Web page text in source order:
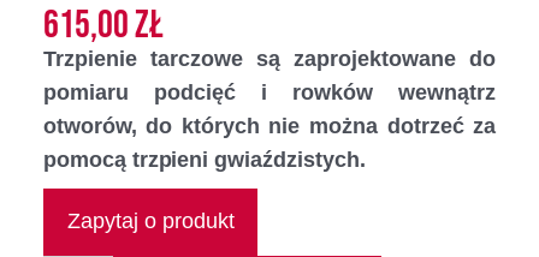
615,00zł
Trzpienie tarczowe są zaprojektowane do
pomiaru podcięć i rowków wewnątrz
otworów, do których nie można dotrzeć za
pomocą trzpieni gwiaździstych.
Zapytaj o produkt